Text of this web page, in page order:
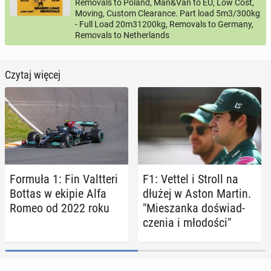
Removals to Poland, Man&Van to EU, Low Cost,
Moving, Custom Clearance. Part load 5m3/300kg
- Full Load 20m31200kg, Removals to Germany,
Removals to Netherlands
Czytaj więcej
Formuła 1: Fin Valt­te­ri
Bottas w ekipie Alfa
Romeo od 2022 roku
F1: Vettel i Stroll na
dłużej w Aston Martin.
"Mie­szan­ka do­świad­
cze­nia i mło­do­ści"